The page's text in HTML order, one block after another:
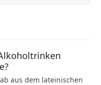
aus dem lateinischen